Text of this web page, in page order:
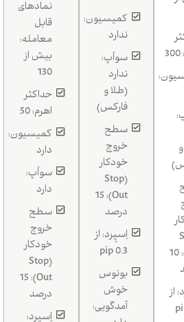
Out): 10
از
کمیسیون:
ندارد
سواَپ:
ندارد
(طلا و
فارکس)
سطح
خروج
خودکار
(Stop
Out): 15
درصد
اِسپِرد: از
0.3 pip
بونوس
خوش
آمدگویی:
نمادهای
قابل
معامله:
بیش از
130
حداکثر
اهرم: 50
کمیسیون:
دارد
سواَپ:
دارد
سطح
خروج
خودکار
(Stop
Out): 15
درصد
اِسپِرد: